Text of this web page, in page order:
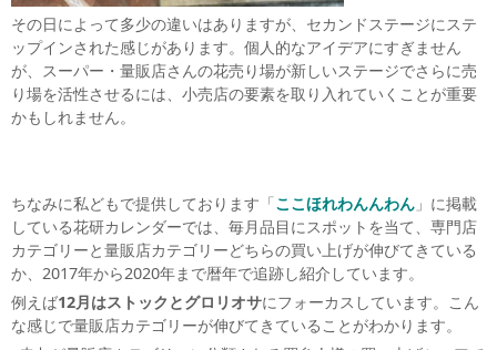
その日によって多少の違いはありますが、セカンドステージにステ
ップインされた感じがあります。個人的なアイデアにすぎません
が、スーパー・量販店さんの花売り場が新しいステージでさらに売
り場を活性させるには、小売店の要素を取り入れていくことが重要
かもしれません。
ちなみに私どもで提供しております「ここほれわんんわん 」に掲載
している花研カレンダーでは、毎月品目にスポットを当て、専門店
カテゴリーと量販店カテゴリーどちらの買い上げが伸びてきている
か、2017年から2020年まで暦年で追跡し紹介しています。
例えば12月はストックとグロリオサにフォーカスしています。こん
な感じで量販店カテゴリーが伸びてきていることがわかります。